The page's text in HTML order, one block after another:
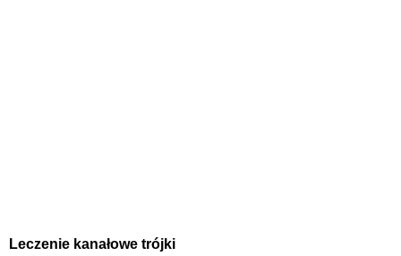
Leczenie kanałowe trójki